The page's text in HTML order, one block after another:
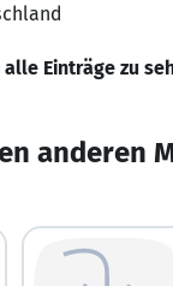
alle Einträge zu
anderen